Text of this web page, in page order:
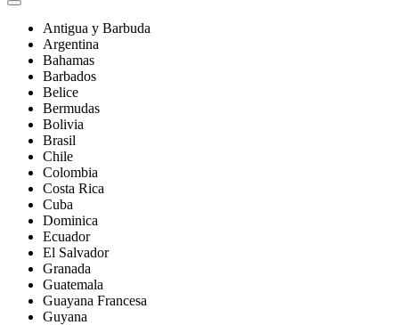
Antigua y Barbuda
Argentina
Bahamas
Barbados
Belice
Bermudas
Bolivia
Brasil
Chile
Colombia
Costa Rica
Cuba
Dominica
Ecuador
El Salvador
Granada
Guatemala
Guayana Francesa
Guyana